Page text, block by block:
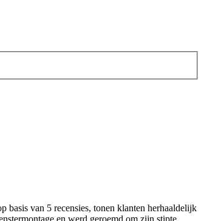
van 5 recensies, tonen klanten herhaaldelijk
en werd geroemd om zijn stipte